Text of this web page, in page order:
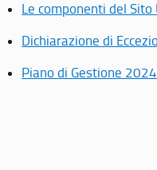
Le componenti del Sito
Dichiarazione di
Piano di Gestione